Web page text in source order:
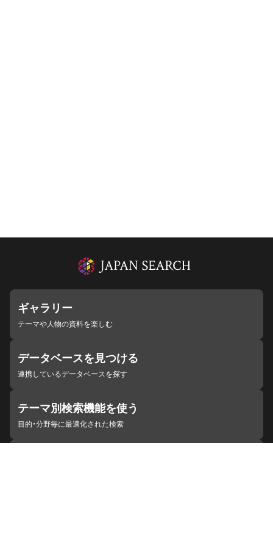
ギャラリー
テーマや人物の資料を楽しむ
データベースを見つける
連携しているデータベースを探す
テーマ別検索機能を使う
目的・分野毎に最適化された検索